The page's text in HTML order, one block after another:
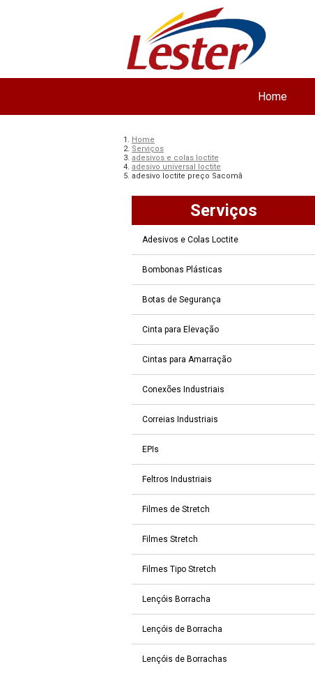
Home
Home
Serviços
adesivos e colas loctite
adesivo universal loctite
adesivo loctite preço Sacomã
Serviços
Adesivos e Colas Loctite
Bombonas Plásticas
Botas de Segurança
Cinta para Elevação
Cintas para Amarração
Conexões Industriais
Correias Industriais
EPIs
Feltros Industriais
Filmes de Stretch
Filmes Stretch
Filmes Tipo Stretch
Lençóis Borracha
Lençóis de Borracha
Lençóis de Borrachas